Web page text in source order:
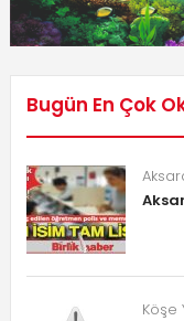
Bugün En Çok
Köşe